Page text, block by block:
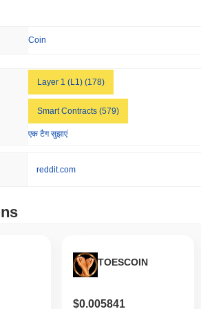
कहाँ से खरीद सकता हूँ?
Kucoinहै, जहां LYX/USDT
24 घंटे की मात्रा दर्ज की। अन्य एक्सचेंजों में
दैनिक ट्रेडिंग मात्रा क्या है?
की ट्रेडिंग मात्रा
इतिहास क्या है?
Coin
Layer 1 (L1) (178)
Smart Contracts (579)
एक टैग सुझाएं
reddit.com
TOESCOIN
$0.005841